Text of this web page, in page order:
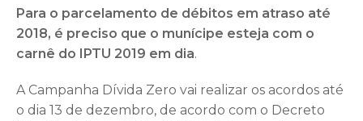
Para o parcelamento de débitos em atraso até
2018, é preciso que o munícipe esteja com o
carnê do IPTU 2019 em dia.
A Campanha Dívida Zero vai realizar os acordos até
o dia 13 de dezembro, de acordo com o Decreto